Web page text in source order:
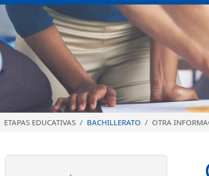
ETAPAS EDUCATIVAS BACHILLERATO OTRA